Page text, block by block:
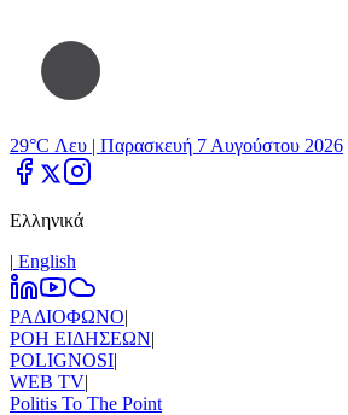
29°C Λευ | Παρασκευή 7 Αυγούστου 2026
Ελληνικά
| Εnglish
ΡΑΔΙΟΦΩΝΟ|
ΡΟΗ ΕΙΔΗΣΕΩΝ|
POLIGNOSI|
WEB TV|
Politis To The Point